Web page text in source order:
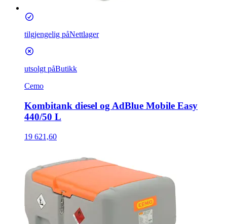
tilgjengelig påNettlager
utsolgt påButikk
Cemo
Kombitank diesel og AdBlue Mobile Easy
440/50 L
19 621,60